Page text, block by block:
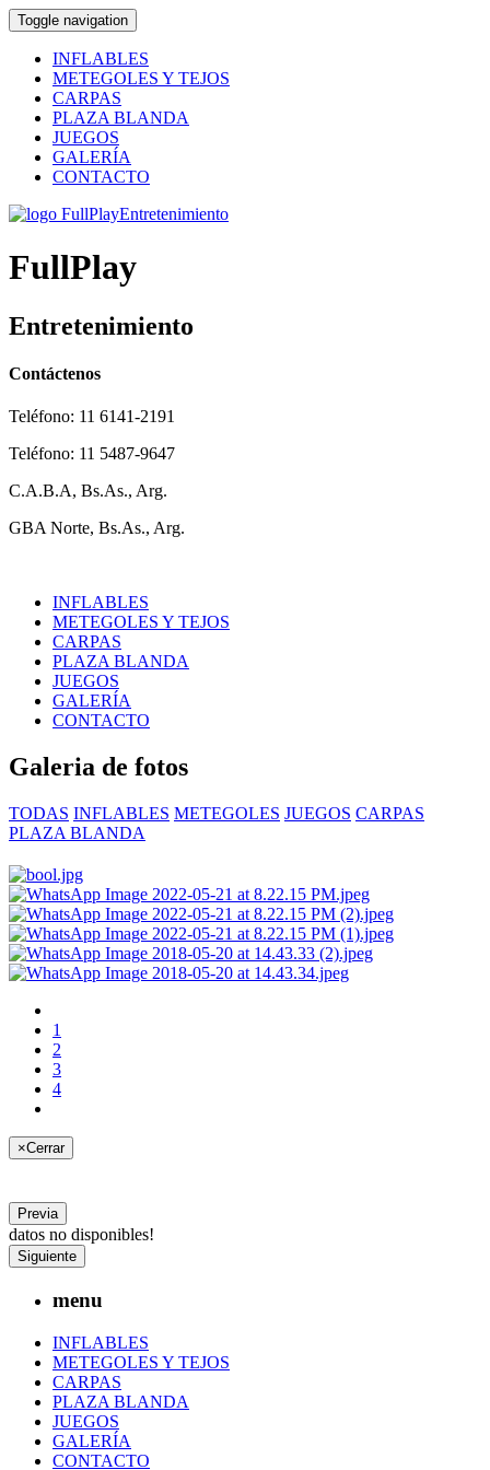
Toggle navigation
INFLABLES
METEGOLES Y TEJOS
CARPAS
PLAZA BLANDA
JUEGOS
GALERÍA
CONTACTO
FullPlay
Entretenimiento
Contáctenos
Teléfono: 11 6141-2191
Teléfono: 11 5487-9647
C.A.B.A, Bs.As., Arg.
GBA Norte, Bs.As., Arg.
INFLABLES
METEGOLES Y TEJOS
CARPAS
PLAZA BLANDA
JUEGOS
GALERÍA
CONTACTO
Galeria de fotos
TODAS INFLABLES METEGOLES JUEGOS CARPAS
PLAZA BLANDA
1
2
3
4
×Cerrar
Previa
datos no disponibles!
Siguiente
menu
INFLABLES
METEGOLES Y TEJOS
CARPAS
PLAZA BLANDA
JUEGOS
GALERÍA
CONTACTO